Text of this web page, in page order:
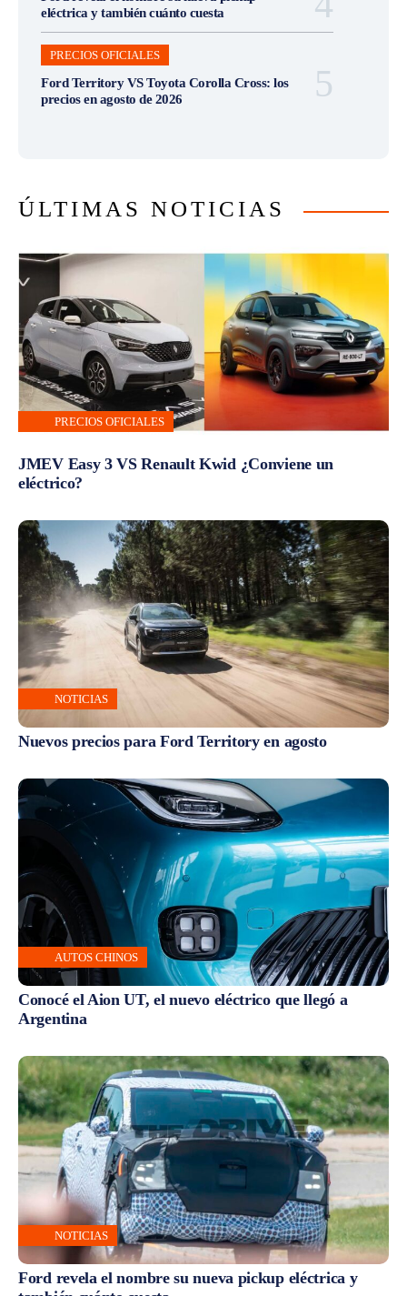
eléctrica y también cuánto cuesta
PRECIOS OFICIALES
Ford Territory VS Toyota Corolla Cross: los
precios en agosto de 2026
ÚLTIMAS NOTICIAS
PRECIOS OFICIALES
JMEV Easy 3 VS Renault Kwid ¿Conviene un
eléctrico?
NOTICIAS
Nuevos precios para Ford Territory en agosto
AUTOS CHINOS
Conocé el Aion UT, el nuevo eléctrico que llegó a
Argentina
NOTICIAS
Ford revela el nombre su nueva pickup eléctrica y